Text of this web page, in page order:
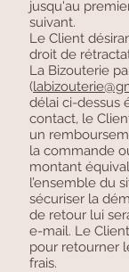
jusqu'au
suivant.
Le Client
droit de
La Bizouterie
(
délai ci-dessus
contact, le
un
la commande
montant
l’ensemble du
sécuriser la
de retour lui
e-mail. Le
pour retourner
frais.